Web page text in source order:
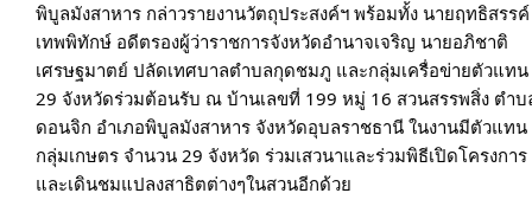
การ
บริหาร
และ
พัฒนา
ทรัพยากร
บุคคล
พิบูลมังสาหาร กล่าวรายงานวัตถุประสงค์ฯ พร้อมทั้ง นายฤทธิสรรค์
เทพพิทักษ์ อดีตรองผู้ว่าราชการจังหวัดอำนาจเจริญ นายอภิชาติ
เศรษฐมาตย์ ปลัดเทศบาลตำบลกุดชมภู และกลุ่มเครื่อข่ายตัวแทน
29 จังหวัดร่วมต้อนรับ ณ บ้านเลขที่ 199 หมู่ 16 สวนสรรพสิ่ง ตำบ
ดอนจิก อำเภอพิบูลมังสาหาร จังหวัดอุบลราชธานี ในงานมีตัวแทน
กลุ่มเกษตร จำนวน 29 จังหวัด ร่วมเสวนาและร่วมพิธีเปิดโครงการ
และเดินชมแปลงสาธิตต่างๆในสวนอีกด้วย